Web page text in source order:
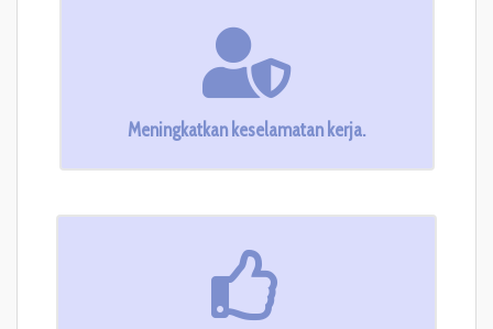
Meningkatkan keselamatan kerja.